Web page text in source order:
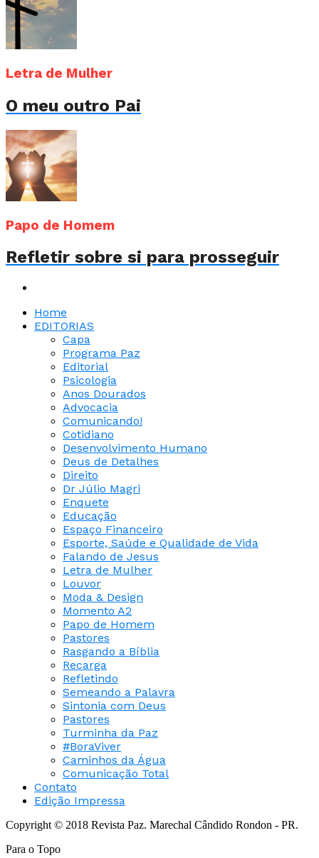
Letra de Mulher
O meu outro Pai
Papo de Homem
Refletir sobre si para prosseguir
Home
EDITORIAS
Capa
Programa Paz
Editorial
Psicologia
Anos Dourados
Advocacia
Comunicando!
Cotidiano
Desenvolvimento Humano
Deus de Detalhes
Direito
Dr Júlio Magri
Enquete
Educação
Espaço Financeiro
Esporte, Saúde e Qualidade de Vida
Falando de Jesus
Letra de Mulher
Louvor
Moda & Design
Momento A2
Papo de Homem
Pastores
Rasgando a Bíblia
Recarga
Refletindo
Semeando a Palavra
Sintonia com Deus
Pastores
Turminha da Paz
#BoraViver
Caminhos da Água
Comunicação Total
Contato
Edição Impressa
Copyright © 2018 Revista Paz. Marechal Cândido Rondon - PR.
Para o Topo